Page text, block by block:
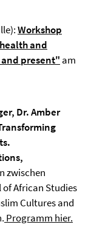
Workshop
and
and present" am
Dr. Amber
zwischen
African Studies
Cultures and
Programm hier.